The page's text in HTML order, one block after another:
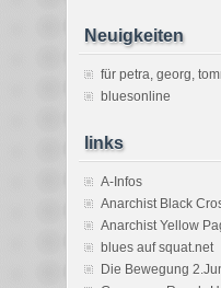
Neuigkeiten
für petra, georg,
bluesonline
links
A-Infos
Anarchist Black
Anarchist Yellow
blues auf squat.net
Die Bewegung